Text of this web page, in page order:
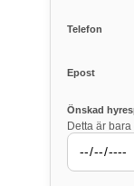
Telefon
Epost
Önskad
Detta är